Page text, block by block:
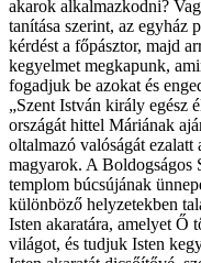
akarok alkalmazkodni?
tanítása szerint, az egyház
kérdést a főpásztor, majd
kegyelmet megkapunk,
fogadjuk be azokat és
„Szent István király egész
országát hittel Máriának
oltalmazó valóságát ezalatt
magyarok. A Boldogságos
templom búcsújának
különböző helyzetekben
Isten akaratára, amelyet
világot, és tudjuk Isten